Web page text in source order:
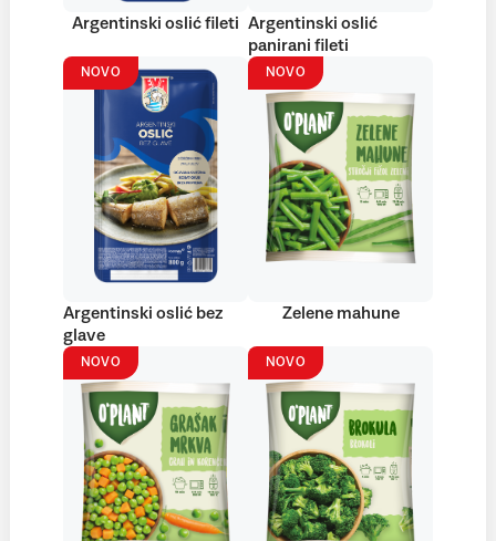
Argentinski oslić fileti Argentinski oslić
panirani fileti
NOVO
Argentinski oslić bez
glave
NOVO
Zelene mahune
NOVO NOVO